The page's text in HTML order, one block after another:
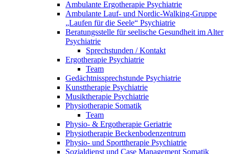
Ambulante Ergotherapie Psychiatrie
Ambulante Lauf- und Nordic-Walking-Gruppe
„Laufen für die Seele“ Psychiatrie
Beratungsstelle für seelische Gesundheit im Alter
Psychiatrie
Sprechstunden / Kontakt
Ergotherapie Psychiatrie
Team
Gedächtnissprechstunde Psychiatrie
Kunsttherapie Psychiatrie
Musiktherapie Psychiatrie
Physiotherapie Somatik
Team
Physio- & Ergotherapie Geriatrie
Physiotherapie Beckenbodenzentrum
Physio- und Sporttherapie Psychiatrie
Sozialdienst und Case Management Somatik